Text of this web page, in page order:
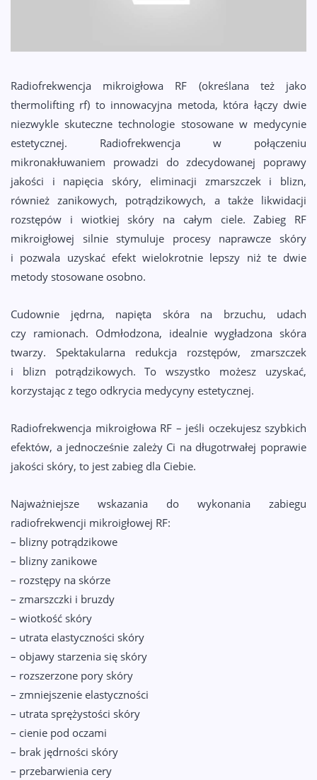
Radiofrekwencja mikroigłowa RF (określana też jako
thermolifting rf) to innowacyjna metoda, która łączy dwie
niezwykle skuteczne technologie stosowane w medycynie
estetycznej. Radiofrekwencja w połączeniu
mikronakłuwaniem prowadzi do zdecydowanej poprawy
jakości i napięcia skóry, eliminacji zmarszczek i blizn,
również zanikowych, potrądzikowych, a także likwidacji
rozstępów i wiotkiej skóry na całym ciele. Zabieg RF
mikroigłowej silnie stymuluje procesy naprawcze skóry
i pozwala uzyskać efekt wielokrotnie lepszy niż te dwie
metody stosowane osobno.
Cudownie jędrna, napięta skóra na brzuchu, udach
czy ramionach. Odmłodzona, idealnie wygładzona skóra
twarzy. Spektakularna redukcja rozstępów, zmarszczek
i blizn potrądzikowych. To wszystko możesz uzyskać,
korzystając z tego odkrycia medycyny estetycznej.
Radiofrekwencja mikroigłowa RF – jeśli oczekujesz szybkich
efektów, a jednocześnie zależy Ci na długotrwałej poprawie
jakości skóry, to jest zabieg dla Ciebie.
Najważniejsze wskazania do wykonania zabiegu
radiofrekwencji mikroigłowej RF:
– blizny potrądzikowe
– blizny zanikowe
– rozstępy na skórze
– zmarszczki i bruzdy
– wiotkość skóry
– utrata elastyczności skóry
– objawy starzenia się skóry
– rozszerzone pory skóry
– zmniejszenie elastyczności
– utrata sprężystości skóry
– cienie pod oczami
– brak jędrności skóry
– przebarwienia cery